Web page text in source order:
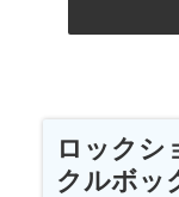
ロックシ
クルボッ